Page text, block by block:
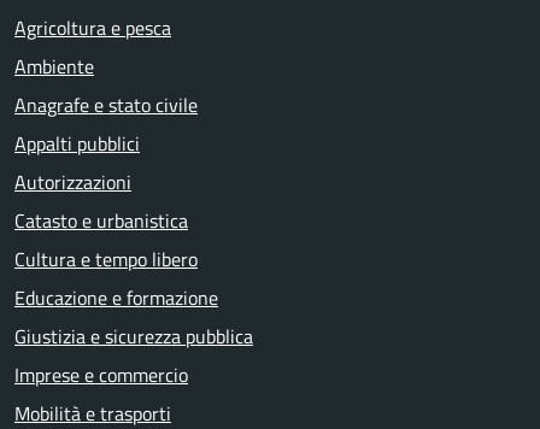
Agricoltura e pesca
Ambiente
Anagrafe e stato civile
Appalti pubblici
Autorizzazioni
Catasto e urbanistica
Cultura e tempo libero
Educazione e formazione
Giustizia e sicurezza pubblica
Imprese e commercio
Mobilità e trasporti